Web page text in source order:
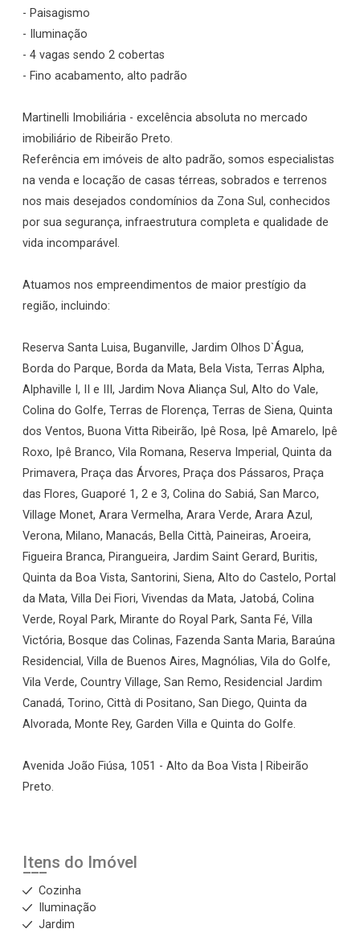
- Paisagismo
- Iluminação
- 4 vagas sendo 2 cobertas
- Fino acabamento, alto padrão
Martinelli Imobiliária - excelência absoluta no mercado
imobiliário de Ribeirão Preto.
Referência em imóveis de alto padrão, somos especialistas
na venda e locação de casas térreas, sobrados e terrenos
nos mais desejados condomínios da Zona Sul, conhecidos
por sua segurança, infraestrutura completa e qualidade de
vida incomparável.
Atuamos nos empreendimentos de maior prestígio da
região, incluindo:
Reserva Santa Luisa, Buganville, Jardim Olhos D`Água,
Borda do Parque, Borda da Mata, Bela Vista, Terras Alpha,
Alphaville I, II e III, Jardim Nova Aliança Sul, Alto do Vale,
Colina do Golfe, Terras de Florença, Terras de Siena, Quinta
dos Ventos, Buona Vitta Ribeirão, Ipê Rosa, Ipê Amarelo, Ipê
Roxo, Ipê Branco, Vila Romana, Reserva Imperial, Quinta da
Primavera, Praça das Árvores, Praça dos Pássaros, Praça
das Flores, Guaporé 1, 2 e 3, Colina do Sabiá, San Marco,
Village Monet, Arara Vermelha, Arara Verde, Arara Azul,
Verona, Milano, Manacás, Bella Città, Paineiras, Aroeira,
Figueira Branca, Pirangueira, Jardim Saint Gerard, Buritis,
Quinta da Boa Vista, Santorini, Siena, Alto do Castelo, Portal
da Mata, Villa Dei Fiori, Vivendas da Mata, Jatobá, Colina
Verde, Royal Park, Mirante do Royal Park, Santa Fé, Villa
Victória, Bosque das Colinas, Fazenda Santa Maria, Baraúna
Residencial, Villa de Buenos Aires, Magnólias, Vila do Golfe,
Vila Verde, Country Village, San Remo, Residencial Jardim
Canadá, Torino, Città di Positano, San Diego, Quinta da
Alvorada, Monte Rey, Garden Villa e Quinta do Golfe.
Avenida João Fiúsa, 1051 - Alto da Boa Vista | Ribeirão
Preto.
Itens do Imóvel
Cozinha
Iluminação
Jardim